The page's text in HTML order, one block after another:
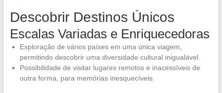
Descobrir Destinos Únicos
Escalas Variadas e Enriquecedoras
Exploração de vários países em uma única viagem,
permitindo descobrir uma diversidade cultural inigualável.
Possibilidade de visitar lugares remotos e inacessíveis de
outra forma, para memórias inesquecíveis.